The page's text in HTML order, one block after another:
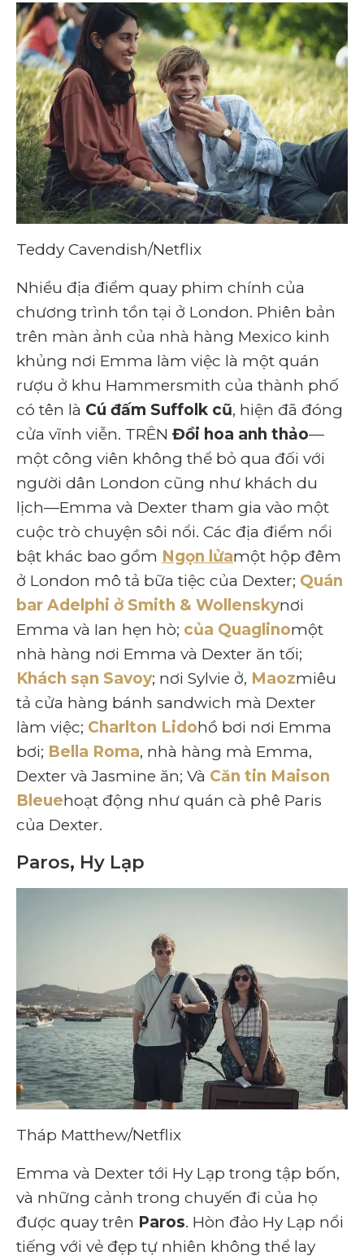
Teddy Cavendish/Netflix
Nhiều địa điểm quay phim chính của
chương trình tồn tại ở London. Phiên bản
trên màn ảnh của nhà hàng Mexico kinh
khủng nơi Emma làm việc là một quán
rượu ở khu Hammersmith của thành phố
có tên là Cú đấm Suffolk cũ, hiện đã đóng
cửa vĩnh viễn. TRÊN Đồi hoa anh thảo—
một công viên không thể bỏ qua đối với
người dân London cũng như khách du
lịch—Emma và Dexter tham gia vào một
cuộc trò chuyện sôi nổi. Các địa điểm nổi
bật khác bao gồm Ngọn lửamột hộp đêm
ở London mô tả bữa tiệc của Dexter; Quán
bar Adelphi ở Smith & Wollenskynơi
Emma và Ian hẹn hò; của Quaglinomột
nhà hàng nơi Emma và Dexter ăn tối;
Khách sạn Savoy; nơi Sylvie ở, Maozmiêu
tả cửa hàng bánh sandwich mà Dexter
làm việc; Charlton Lidohồ bơi nơi Emma
bơi; Bella Roma, nhà hàng mà Emma, ​​
Dexter và Jasmine ăn; Và Căn tin Maison
Bleuehoạt động như quán cà phê Paris
của Dexter.
Paros, Hy Lạp
Tháp Matthew/Netflix
Emma và Dexter tới Hy Lạp trong tập bốn,
và những cảnh trong chuyến đi của họ
được quay trên Paros. Hòn đảo Hy Lạp nổi
tiếng với vẻ đẹp tự nhiên không thể lay